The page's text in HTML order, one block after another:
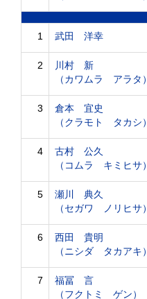
1 武田 洋幸
2
川村 新
（カワムラ アラタ）
3
倉本 宜史
（クラモト タカシ）
4
古村 公久
（コムラ キミヒサ）
5
瀬川 典久
（セガワ ノリヒサ）
6
西田 貴明
（ニシダ タカアキ）
7
福冨 言
（フクトミ ゲン）